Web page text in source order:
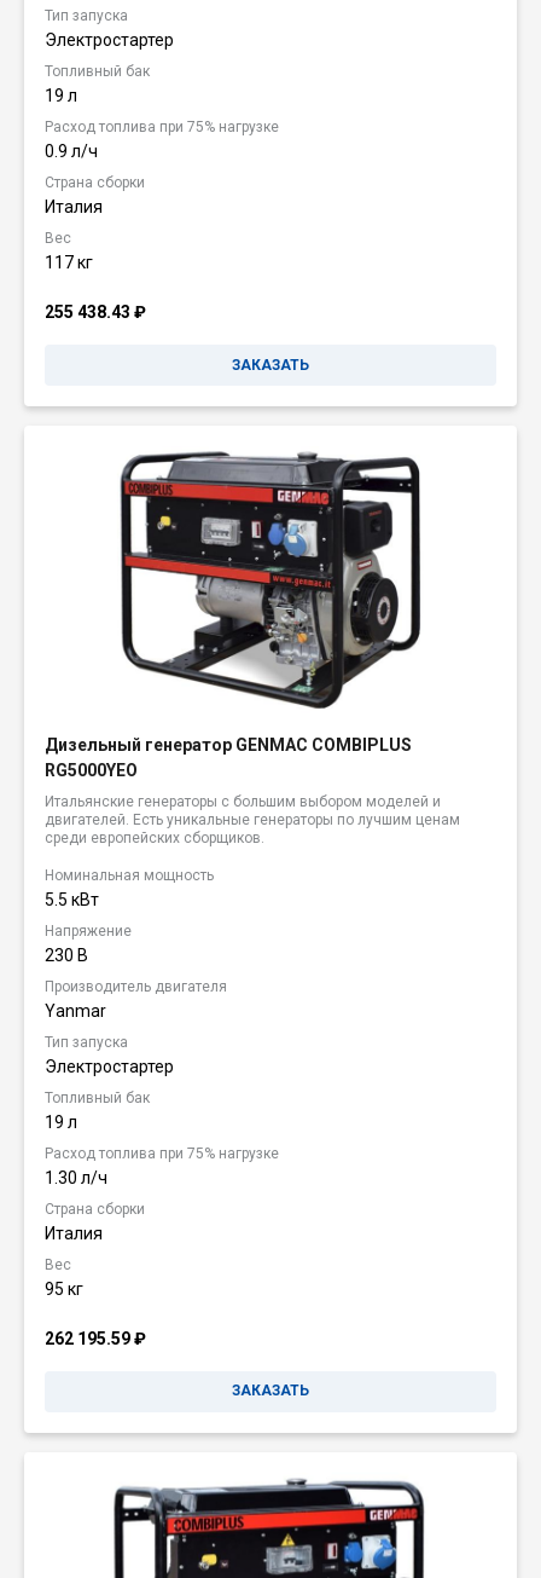
Тип запуска
Электростартер
Топливный бак
19 л
Расход топлива при 75% нагрузке
0.9 л/ч
Страна сборки
Италия
Вес
117 кг
255 438.43 ₽
ЗАКАЗАТЬ
Дизельный генератор GENMAC COMBIPLUS
RG5000YEO
Итальянские генераторы с большим выбором моделей и
двигателей. Есть уникальные генераторы по лучшим ценам
среди европейских сборщиков.
Номинальная мощность
5.5 кВт
Напряжение
230 В
Производитель двигателя
Yanmar
Тип запуска
Электростартер
Топливный бак
19 л
Расход топлива при 75% нагрузке
1.30 л/ч
Страна сборки
Италия
Вес
95 кг
262 195.59₽
ЗАКАЗАТЬ